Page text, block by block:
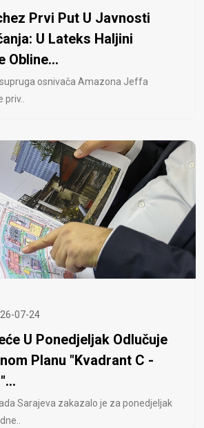
Prvi Put U Javnosti
U Lateks Haljini
Obline...
osnivača Amazona Jeffa
priv..
07-24
U Ponedjeljak Odlučuje
Planu "Kvadrant C -
Sarajeva zakazalo je za ponedjeljak